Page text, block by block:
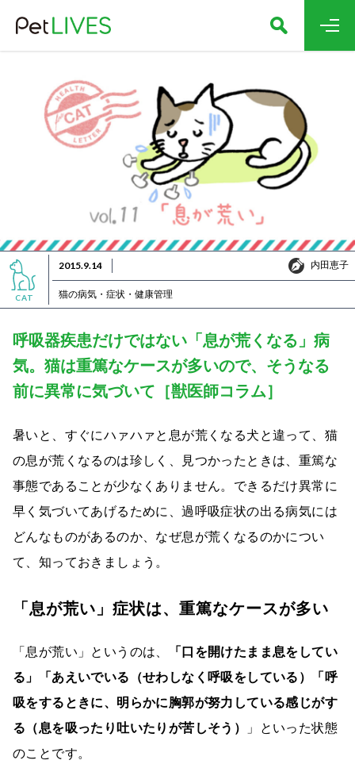
CAT
2015.9.14 内田恵子
内田恵子
猫の病気・症状・健康管理
呼吸器疾患だけではない「息が荒くなる」病
気。猫は重篤なケースが多いので、そうなる
前に異常に気づいて［獣医師コラム］
暑いと、すぐにハァハァと息が荒くなる犬と違って、猫
の息が荒くなるのは珍しく、見つかったときは、重篤な
事態であることが少なくありません。できるだけ異常に
早く気づいてあげるために、過呼吸症状の出る病気には
どんなものがあるのか、なぜ息が荒くなるのかについ
て、知っておきましょう。
「息が荒い」症状は、重篤なケースが多い
「息が荒い」というのは、
「口を開けたまま息をしてい
る」「あえいでいる（せわしなく呼吸をしている）「呼
吸をするときに、明らかに胸郭が努力している感じがす
る（息を吸ったり吐いたりが苦しそう）
」といった状態
のことです。